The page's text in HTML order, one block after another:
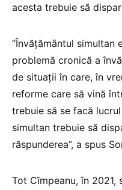
acesta trebuie să
”Învăţământul simultan
problemă cronică a
de situaţii în care, în
reforme care să vină
trebuie să se facă
simultan trebuie să
răspunderea”, a spus
Tot Cîmpeanu, în 2021,